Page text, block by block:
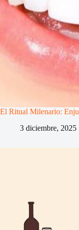
El Ritual Milenario:
3 diciembre, 2025